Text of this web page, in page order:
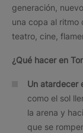
generación,
una copa al ritmo
teatro, cine,
¿Qué hacer en
Un atardecer
como el sol
la arena y
que se